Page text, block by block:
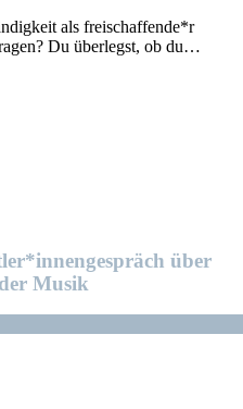
als freischaffende*r
Du überlegst, ob du…
über
Musik